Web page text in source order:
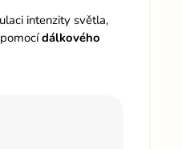
intenzity světla,
dálkového